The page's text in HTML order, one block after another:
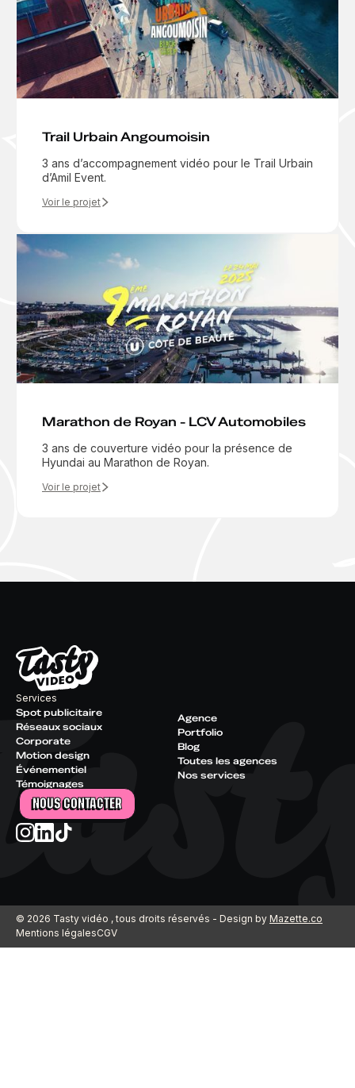
Trail Urbain Angoumoisin
3 ans d’accompagnement vidéo pour le Trail Urbain
d’Amil Event.
Voir le projet
Marathon de Royan - LCV Automobiles
3 ans de couverture vidéo pour la présence de
Hyundai au Marathon de Royan.
Voir le projet
Services
Spot publicitaire
Réseaux sociaux
Corporate
Motion design
Événementiel
Témoignages
Agence
Portfolio
Blog
Toutes les agences
Nos services
NOUS CONTACTER
© 2026 Tasty vidéo , tous droits réservés - Design by Mazette.co
Mentions légalesCGV